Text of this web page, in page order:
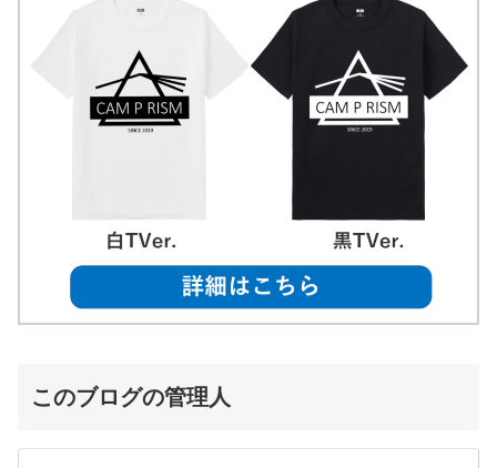
このブログの管理人